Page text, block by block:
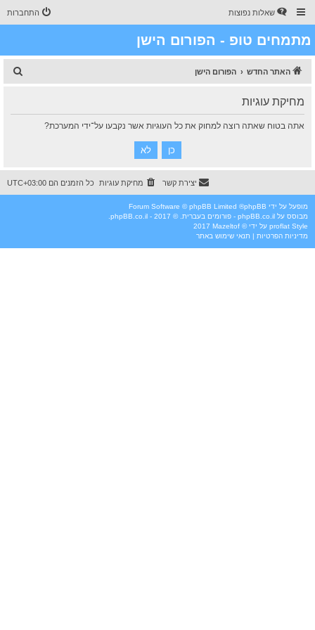
שאלות נפוצות התחברות
מתמחים טופ - הפורום הישן
האתר החדש הפורום הישן
מחיקת עוגיות
אתה בטוח שאתה רוצה למחוק את כל העוגיות אשר נקבעו על־ידי המערכת?
כל הזמנים הם UTC+03:00 מחיקת עוגיות יצירת קשר
מופעל על ידי phpBB
® Forum Software © phpBB Limited
מבוסס על phpBB.co.il - פורומים בעברית
. © 2017 - phpBB.co.il.
Style
proflat על ידי © Mazeltof
מדיניות הפרטיות | תנאי שימוש באתר